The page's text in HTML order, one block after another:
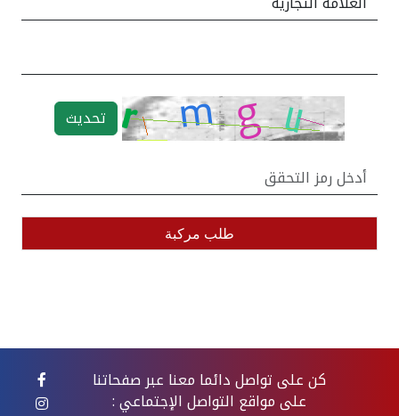
تحديث
كن على تواصل دائما معنا عبر صفحاتنا
على مواقع التواصل الإجتماعي :